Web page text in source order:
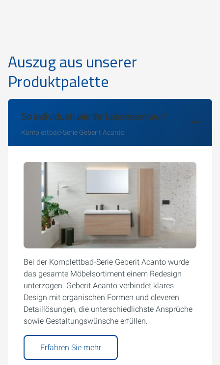
Auszug aus unserer
Produktpalette
So individuell wie Ihr Lebensentwurf
Komplettbad-Serie Geberit Acanto
Bei der Komplettbad-Serie Geberit Acanto wurde
das gesamte Möbelsortiment einem Redesign
unterzogen. Geberit Acanto verbindet klares
Design mit organischen Formen und cleveren
Detaillösungen, die unterschiedlichste Ansprüche
sowie Gestaltungswünsche erfüllen.
Erfahren Sie mehr